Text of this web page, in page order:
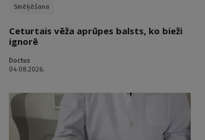
Smēķēšana
Ceturtais vēža aprūpes balsts, ko bieži
ignorē
Doctus
04.08.2026.